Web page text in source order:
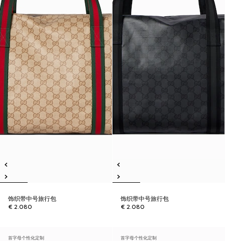
饰织带中号旅行包
€ 2.080
饰织带中号旅行包
€ 2.080
首字母个性化定制 首字母个性化定制